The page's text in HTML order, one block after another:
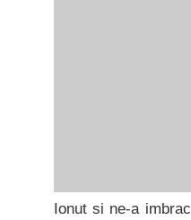
Ionut si ne-a